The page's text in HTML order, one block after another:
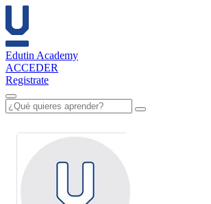
Edutin Academy
ACCEDER
Registrate